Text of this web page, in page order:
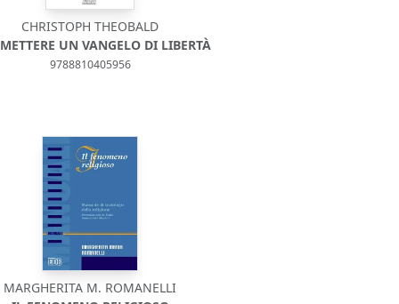
CHRISTOPH THEOBALD
UN VANGELO DI LIBERTÀ
9788810405956
MARGHERITA M. ROMANELLI